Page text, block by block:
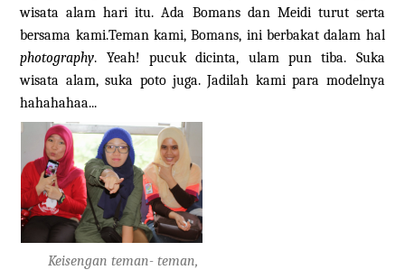
wisata alam hari itu. Ada Bomans dan Meidi turut serta
bersama kami.Teman kami, Bomans, ini berbakat dalam hal
photography. Yeah! pucuk dicinta, ulam pun tiba. Suka
wisata alam, suka poto juga. Jadilah kami para modelnya
hahahahaa...
Keisengan teman- teman,